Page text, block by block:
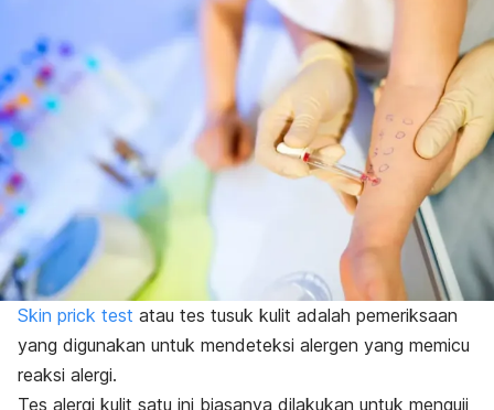
Skin prick test atau tes tusuk kulit adalah pemeriksaan
yang digunakan untuk mendeteksi alergen yang memicu
reaksi alergi.
Tes alergi kulit satu ini biasanya dilakukan untuk menguji